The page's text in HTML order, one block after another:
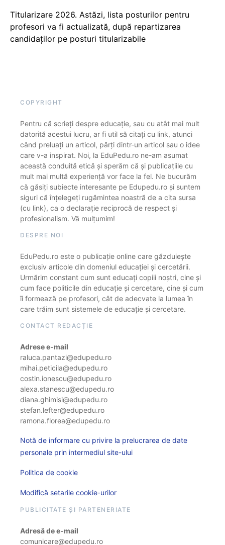
Titularizare 2026. Astăzi, lista posturilor pentru
profesori va fi actualizată, după repartizarea
candidaților pe posturi titularizabile
COPYRIGHT
Pentru că scrieți despre educație, sau cu atât mai mult
datorită acestui lucru, ar fi util să citați cu link, atunci
când preluați un articol, părți dintr-un articol sau o idee
care v-a inspirat. Noi, la EduPedu.ro ne-am asumat
această conduită etică și sperăm că și publicațiile cu
mult mai multă experiență vor face la fel. Ne bucurăm
că găsiți subiecte interesante pe Edupedu.ro și suntem
siguri că înțelegeți rugămintea noastră de a cita sursa
(cu link), ca o declarație reciprocă de respect și
profesionalism. Vă mulțumim!
DESPRE NOI
EduPedu.ro este o publicație online care găzduiește
exclusiv articole din domeniul educației și cercetării.
Urmărim constant cum sunt educați copiii noștri, cine și
cum face politicile din educație și cercetare, cine și cum
îi formează pe profesori, cât de adecvate la lumea în
care trăim sunt sistemele de educație și cercetare.
CONTACT REDACȚIE
Adrese e-mail
raluca.pantazi@edupedu.ro
mihai.peticila@edupedu.ro
costin.ionescu@edupedu.ro
alexa.stanescu@edupedu.ro
diana.ghimisi@edupedu.ro
stefan.lefter@edupedu.ro
ramona.florea@edupedu.ro
Notă de informare cu privire la prelucrarea de date
personale prin intermediul site-ului
Politica de cookie
Modifică setarile cookie-urilor
PUBLICITATE ȘI PARTENERIATE
Adresă de e-mail
comunicare@edupedu.ro